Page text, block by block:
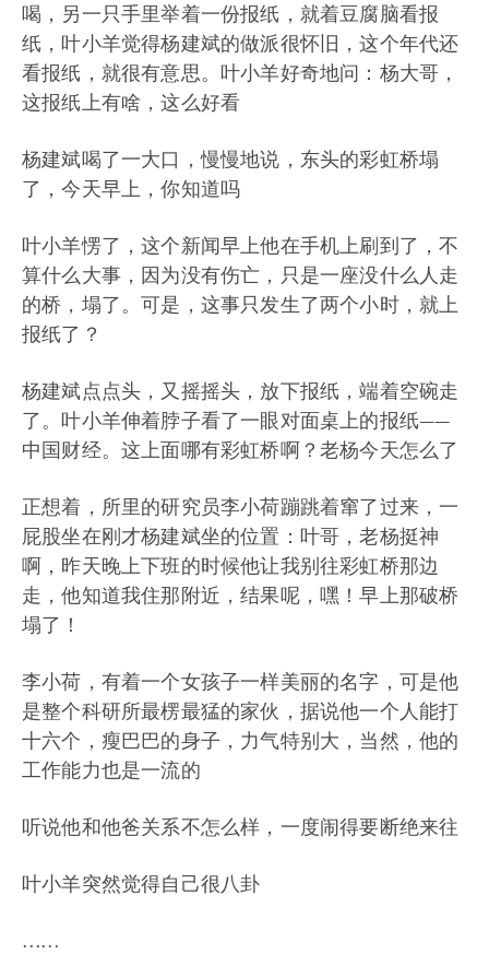
喝，另一只手里举着一份报纸，就着豆腐脑看报
纸，叶小羊觉得杨建斌的做派很怀旧，这个年代还
看报纸，就很有意思。叶小羊好奇地问：杨大哥，
这报纸上有啥，这么好看
杨建斌喝了一大口，慢慢地说，东头的彩虹桥塌
了，今天早上，你知道吗
叶小羊愣了，这个新闻早上他在手机上刷到了，不
算什么大事，因为没有伤亡，只是一座没什么人走
的桥，塌了。可是，这事只发生了两个小时，就上
报纸了？
杨建斌点点头，又摇摇头，放下报纸，端着空碗走
了。叶小羊伸着脖子看了一眼对面桌上的报纸——
中国财经。这上面哪有彩虹桥啊？老杨今天怎么了
正想着，所里的研究员李小荷蹦跳着窜了过来，一
屁股坐在刚才杨建斌坐的位置：叶哥，老杨挺神
啊，昨天晚上下班的时候他让我别往彩虹桥那边
走，他知道我住那附近，结果呢，嘿！早上那破桥
塌了！
李小荷，有着一个女孩子一样美丽的名字，可是他
是整个科研所最楞最猛的家伙，据说他一个人能打
十六个，瘦巴巴的身子，力气特别大，当然，他的
工作能力也是一流的
听说他和他爸关系不怎么样，一度闹得要断绝来往
叶小羊突然觉得自己很八卦
……